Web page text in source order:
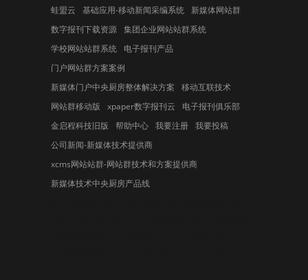
蛙盟云 基础应用-移动新闻采编系统
新媒体网站群
数字报刊下载资源 集团企业网站站群系统
学校网站站群系统
电子报刊产品
门户网站群方案案例
新媒体门户中央厨房整体解决方案
移动互联技术
网站群移动版
xpaper数字报刊云
电子报刊俱乐部
金启程科技旧版
帮助中心 我要注册 我要投稿
公司新闻-新媒体技术提供商
xcms网站站群-网站群技术和方案提供商
新媒体技术中央厨房产品线